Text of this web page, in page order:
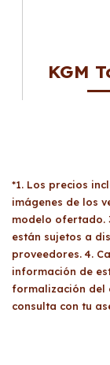
KGM
*1. Los precios
imágenes de los
modelo ofertado.
están sujetos a
proveedores. 4.
información de
formalización del
consulta con tu